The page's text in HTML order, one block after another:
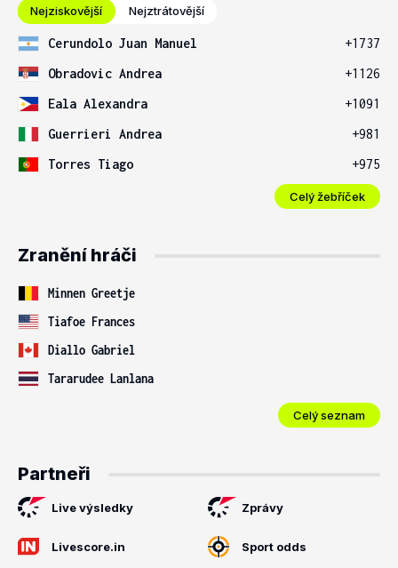
Nejziskovější Nejztrátovější
Cerundolo Juan Manuel
+1737
Obradovic Andrea
+1126
Eala Alexandra
+1091
Guerrieri Andrea
+981
Torres Tiago
+975
Celý žebříček
Zranění hráči
Minnen Greetje
Tiafoe Frances
Diallo Gabriel
Tararudee Lanlana
Celý seznam
Partneři
Live výsledky Zprávy
Livescore.in Sport odds